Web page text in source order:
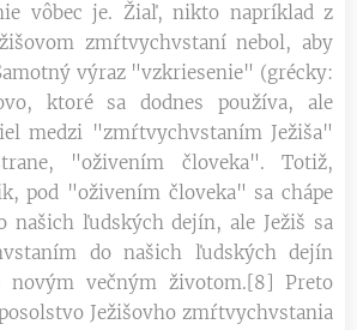
vôbec je. Žiaľ, nikto napríklad z
zmŕtvychvstaní nebol, aby
výraz "vzkriesenie" (grécky:
ktoré sa dodnes používa, ale
medzi "zmŕtvychvstaním Ježiša"
"oživením človeka". Totiž,
pod "oživením človeka" sa chápe
našich ľudských dejín, ale Ježiš sa
do našich ľudských dejín
večným životom.[8] Preto
Ježišovho zmŕtvychvstania